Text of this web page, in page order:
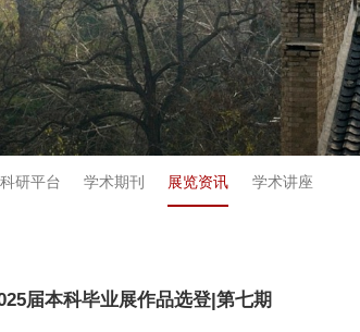
科研平台 学术期刊 展览资讯 学术讲座
届本科毕业展作品选登|第七期